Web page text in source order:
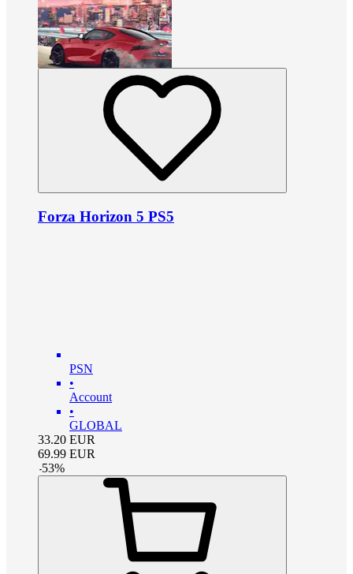
Forza Horizon 5 PS5
PSN
•
Account
•
GLOBAL
33.20 EUR
69.99 EUR
-53%